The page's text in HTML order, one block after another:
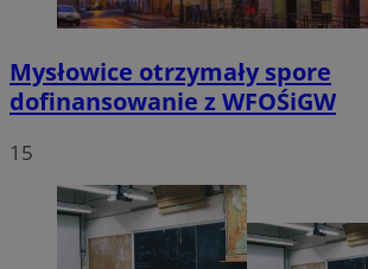
Mysłowice otrzymały spore
dofinansowanie z WFOŚiGW
15